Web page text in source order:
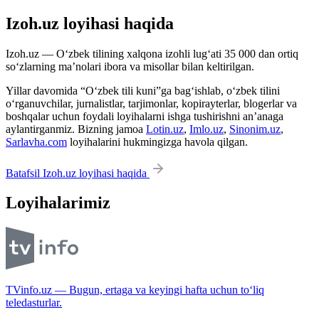
Izoh.uz loyihasi haqida
Izoh.uz — O‘zbek tilining xalqona izohli lug‘ati 35 000 dan ortiq
so‘zlarning ma’nolari ibora va misollar bilan keltirilgan.
Yillar davomida “O‘zbek tili kuni”ga bag‘ishlab, o‘zbek tilini
o‘rganuvchilar, jurnalistlar, tarjimonlar, kopirayterlar, blogerlar va
boshqalar uchun foydali loyihalarni ishga tushirishni an’anaga
aylantirganmiz. Bizning jamoa Lotin.uz, Imlo.uz, Sinonim.uz,
Sarlavha.com loyihalarini hukmingizga havola qilgan.
Batafsil Izoh.uz loyihasi haqida
Loyihalarimiz
TVinfo.uz — Bugun, ertaga va keyingi hafta uchun to‘liq
teledasturlar.